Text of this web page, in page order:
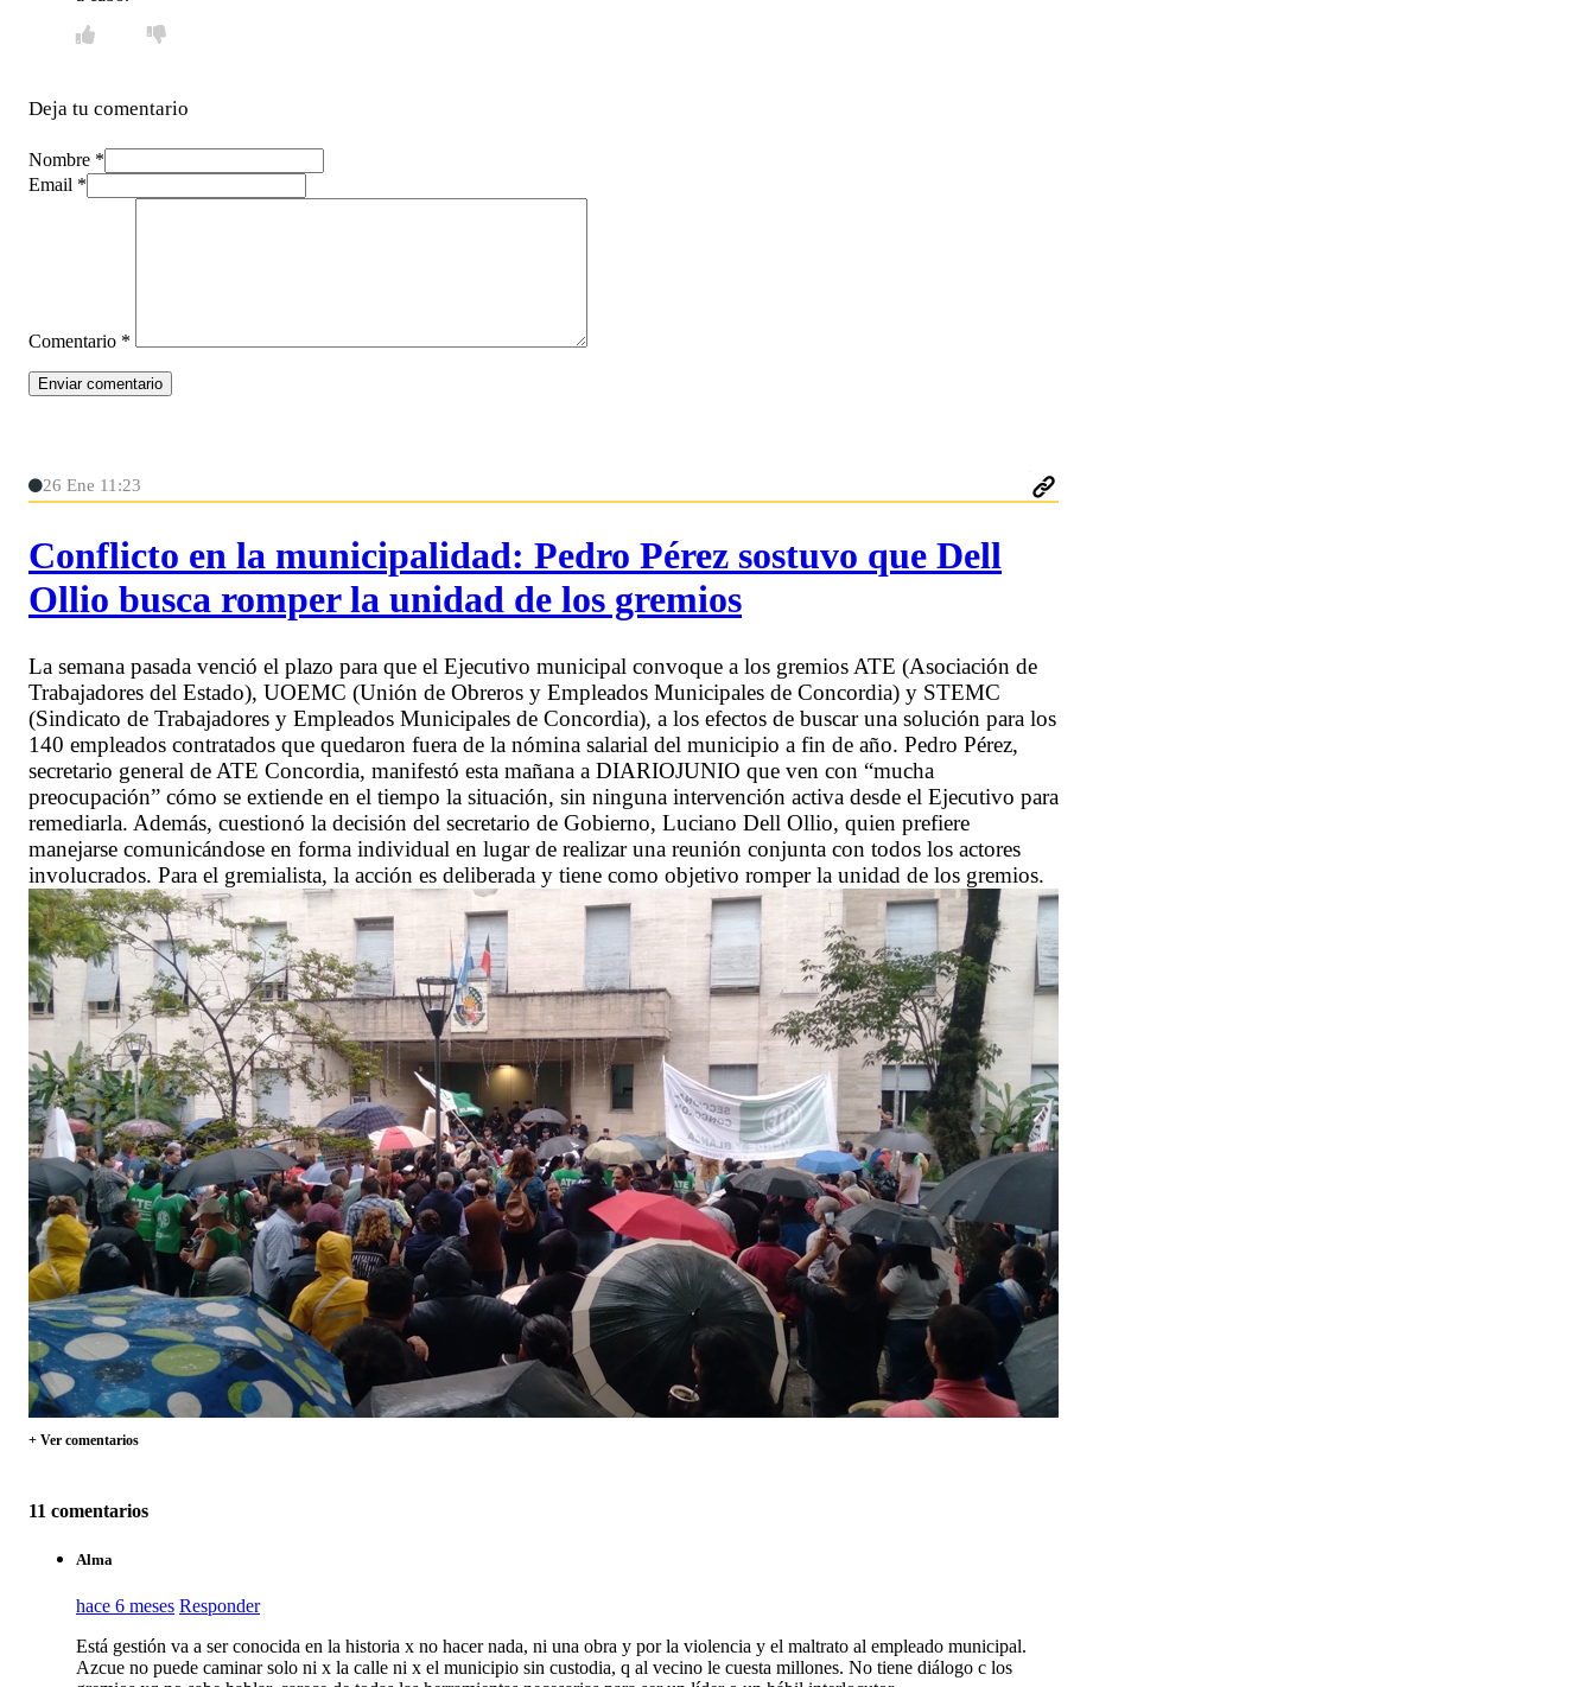
Deja tu comentario
Nombre *
Email *
Comentario *
26 Ene 11:23
Conflicto en la municipalidad: Pedro Pérez sostuvo que Dell
Ollio busca romper la unidad de los gremios
La semana pasada venció el plazo para que el Ejecutivo municipal convoque a los gremios ATE (Asociación de
Trabajadores del Estado), UOEMC (Unión de Obreros y Empleados Municipales de Concordia) y STEMC
(Sindicato de Trabajadores y Empleados Municipales de Concordia), a los efectos de buscar una solución para los
140 empleados contratados que quedaron fuera de la nómina salarial del municipio a fin de año. Pedro Pérez,
secretario general de ATE Concordia, manifestó esta mañana a DIARIOJUNIO que ven con “mucha
preocupación” cómo se extiende en el tiempo la situación, sin ninguna intervención activa desde el Ejecutivo para
remediarla. Además, cuestionó la decisión del secretario de Gobierno, Luciano Dell Ollio, quien prefiere
manejarse comunicándose en forma individual en lugar de realizar una reunión conjunta con todos los actores
involucrados. Para el gremialista, la acción es deliberada y tiene como objetivo romper la unidad de los gremios.
+ Ver comentarios
11 comentarios
Alma
hace 6 meses Responder
Está gestión va a ser conocida en la historia x no hacer nada, ni una obra y por la violencia y el maltrato al empleado municipal.
Azcue no puede caminar solo ni x la calle ni x el municipio sin custodia, q al vecino le cuesta millones. No tiene diálogo c los